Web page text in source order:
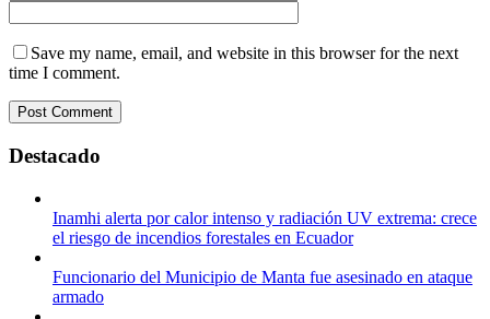
Save my name, email, and website in this browser for the next
time I comment.
Destacado
Inamhi alerta por calor intenso y radiación UV extrema: crece
el riesgo de incendios forestales en Ecuador
Funcionario del Municipio de Manta fue asesinado en ataque
armado